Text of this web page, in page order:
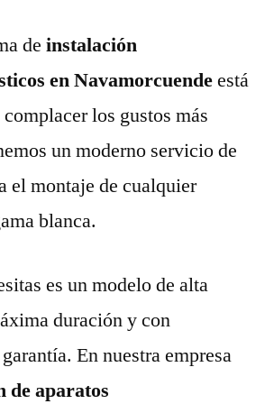
de instalación
en Navamorcuendeestá
los gustos más
un moderno servicio de
el montaje de cualquier
blanca.
es un modelo de alta
duración y con
En nuestra empresa
de aparatos